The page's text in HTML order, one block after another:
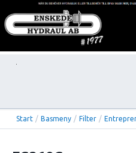
Start / Basmeny / Filter /